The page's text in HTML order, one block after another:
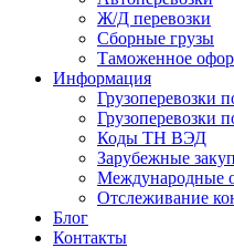
Ж/Д перевозки
Сборные грузы
Таможенное
Информация
Грузоперевозки
Грузоперевозки
Коды ТН ВЭД
Зарубежные
Международные
Отслеживание
Блог
Контакты